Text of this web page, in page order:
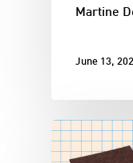
Martine
June 13,